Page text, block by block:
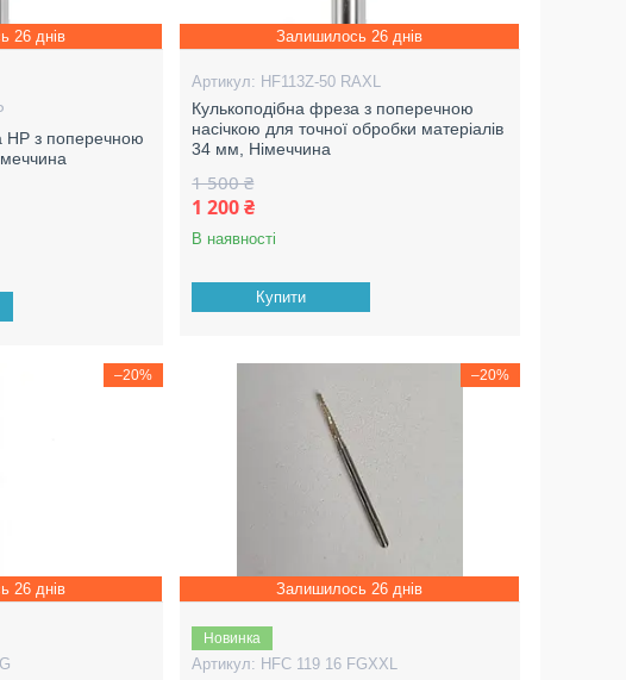
26 днів
HP з поперечною
Залишилось 26 днів
HF113Z-50 RAXL
Кулькоподібна фреза з поперечною
насічкою для точної обробки матеріалів
34 мм, Німеччина
1 500 ₴
1 200 ₴
В наявності
Купити
–20%
26 днів
–20%
Залишилось 26 днів
Новинка
HFC 119 16 FGXXL